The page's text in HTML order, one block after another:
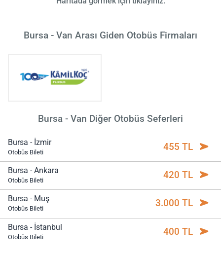
Bursa - Van Arası Giden Otobüs Firmaları
Bursa - Van Diğer Otobüs Seferleri
Bursa - İzmir
Otobüs Bileti 455 TL
Bursa - Ankara
Otobüs Bileti 420 TL
Bursa - Muş
Otobüs Bileti 3.000 TL
Bursa - İstanbul
Otobüs Bileti 400 TL